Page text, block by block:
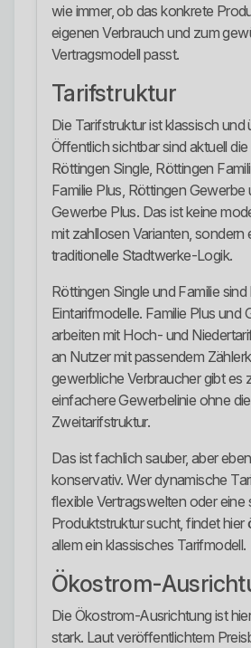
wie immer, ob das konkrete
eigenen Verbrauch und zum
Vertragsmodell passt.
Tarifstruktur
Die Tarifstruktur ist klassisch und
Öffentlich sichtbar sind aktuell
Röttingen Single, Röttingen
Familie Plus, Röttingen Gewerbe
Gewerbe Plus. Das ist keine
mit zahllosen Varianten, sondern
traditionelle Stadtwerke-Logik.
Röttingen Single und Familie
Eintarifmodelle. Familie Plus und
arbeiten mit Hoch- und
an Nutzer mit passendem
gewerbliche Verbraucher gibt es
einfachere Gewerbelinie ohne
Zweitarifstruktur.
Das ist fachlich sauber, aber
konservativ. Wer dynamische
flexible Vertragswelten oder eine
Produktstruktur sucht, findet
allem ein klassisches Tarifmodell.
Ökostrom-
Die Ökostrom-Ausrichtung ist
stark. Laut veröffentlichtem